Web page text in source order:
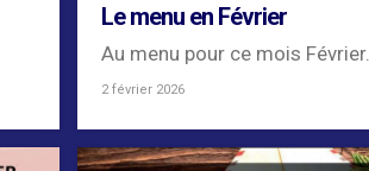
Le menu en Février
Au menu pour ce mois Février...
2 février 2026